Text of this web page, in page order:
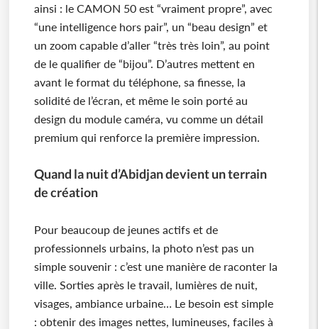
ainsi : le CAMON 50 est “vraiment propre”, avec
“une intelligence hors pair”, un “beau design” et
un zoom capable d’aller “très très loin”, au point
de le qualifier de “bijou”. D’autres mettent en
avant le format du téléphone, sa finesse, la
solidité de l’écran, et même le soin porté au
design du module caméra, vu comme un détail
premium qui renforce la première impression.
Quand la nuit d’Abidjan devient un terrain
de création
Pour beaucoup de jeunes actifs et de
professionnels urbains, la photo n’est pas un
simple souvenir : c’est une manière de raconter la
ville. Sorties après le travail, lumières de nuit,
visages, ambiance urbaine… Le besoin est simple
: obtenir des images nettes, lumineuses, faciles à